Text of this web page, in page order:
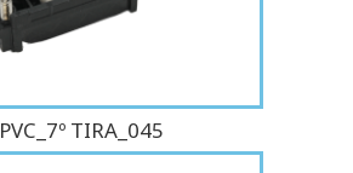
PVC_7º TIRA_045